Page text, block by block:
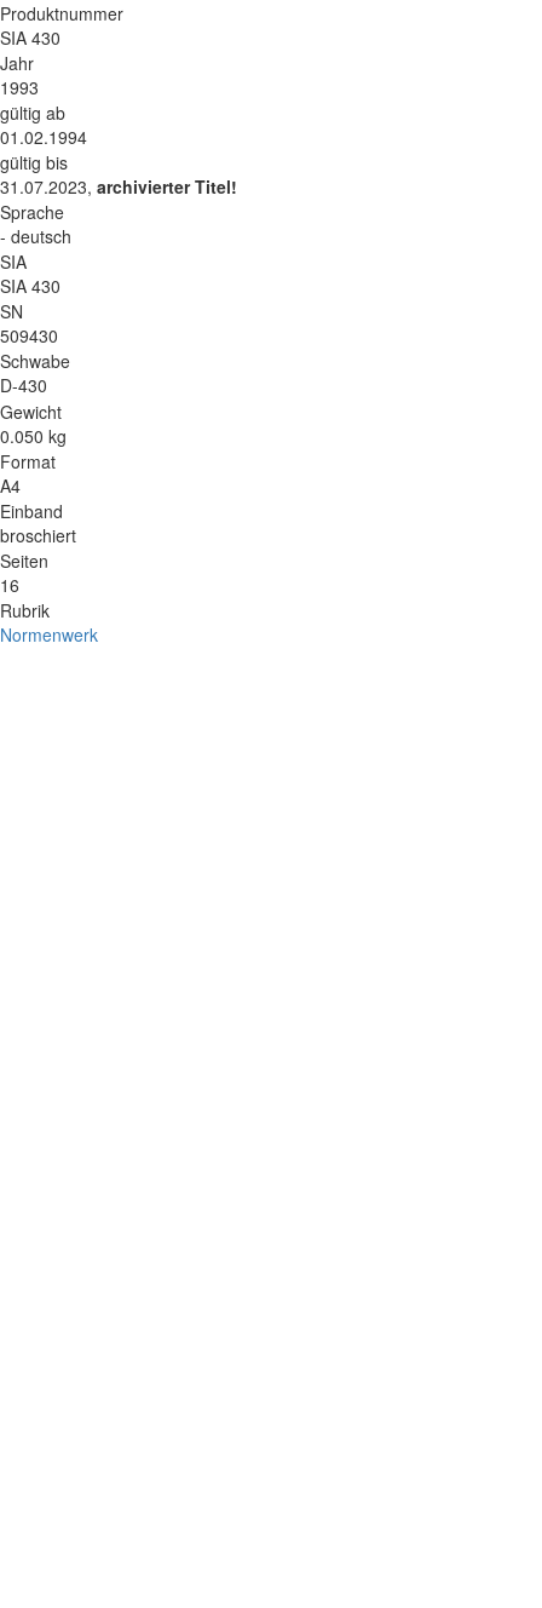
Produktnummer
SIA 430
Jahr
1993
gültig ab
01.02.1994
gültig bis
31.07.2023, archivierter Titel!
Sprache
- deutsch
SIA
SIA 430
SN
509430
Schwabe
D-430
Gewicht
0.050 kg
Format
A4
Einband
broschiert
Seiten
16
Rubrik
Normenwerk